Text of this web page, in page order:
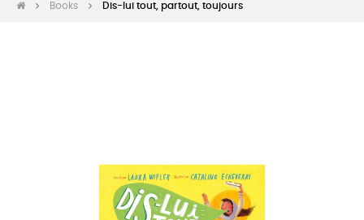
Books Dis-lui tout, partout, toujours